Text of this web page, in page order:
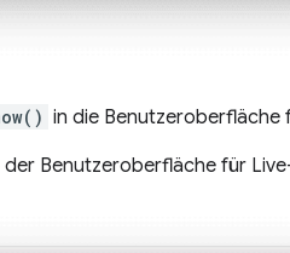
in die Benutzeroberfläche
der Benutzeroberfläche für